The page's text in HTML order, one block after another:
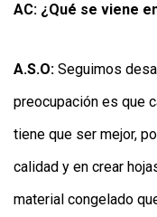
AC: ¿Qué se viene
A.S.O: Seguimos
preocupación es que
tiene que ser mejor,
calidad y en crear
material congelado